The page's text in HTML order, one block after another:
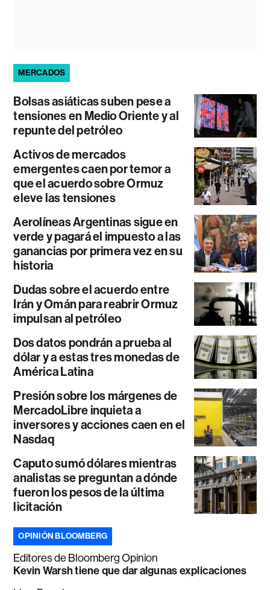
MERCADOS
Bolsas asiáticas suben pese a
tensiones en Medio Oriente y al
repunte del petróleo
Activos de mercados
emergentes caen por temor a
que el acuerdo sobre Ormuz
eleve las tensiones
Aerolíneas Argentinas sigue en
verde y pagará el impuesto a las
ganancias por primera vez en su
historia
Dudas sobre el acuerdo entre
Irán y Omán para reabrir Ormuz
impulsan al petróleo
Dos datos pondrán a prueba al
dólar y a estas tres monedas de
América Latina
Presión sobre los márgenes de
MercadoLibre inquieta a
inversores y acciones caen en el
Nasdaq
Caputo sumó dólares mientras
analistas se preguntan a dónde
fueron los pesos de la última
licitación
OPINIÓN BLOOMBERG
Editores de Bloomberg Opinion
Kevin Warsh tiene que dar algunas explicaciones